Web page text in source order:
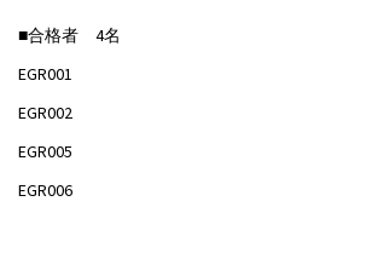
■合格者 4名
EGR001
EGR002
EGR005
EGR006